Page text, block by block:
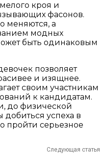
кроя и
фасонов.
меняются, а
модных
быть одинаковым
позволяет
и изящнее.
своим участникам
к кандидатам.
до физической
добиться успеха в
пройти серьезное
Следующая статья